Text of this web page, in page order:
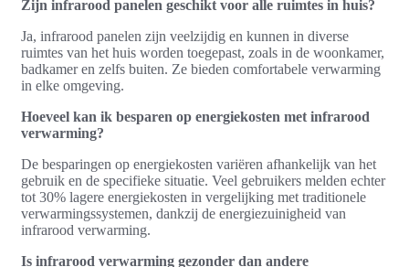
Zijn infrarood panelen geschikt voor alle ruimtes in huis?
Ja, infrarood panelen zijn veelzijdig en kunnen in diverse
ruimtes van het huis worden toegepast, zoals in de woonkamer,
badkamer en zelfs buiten. Ze bieden comfortabele verwarming
in elke omgeving.
Hoeveel kan ik besparen op energiekosten met infrarood
verwarming?
De besparingen op energiekosten variëren afhankelijk van het
gebruik en de specifieke situatie. Veel gebruikers melden echter
tot 30% lagere energiekosten in vergelijking met traditionele
verwarmingssystemen, dankzij de energiezuinigheid van
infrarood verwarming.
Is infrarood verwarming gezonder dan andere